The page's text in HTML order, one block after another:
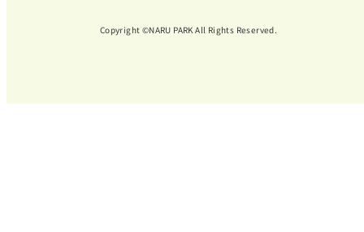
Copyright ©NARU PARK All Rights Reserved.